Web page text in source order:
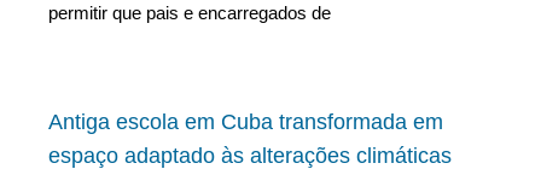
permitir que pais e encarregados de
Antiga escola em Cuba transformada em
espaço adaptado às alterações climáticas